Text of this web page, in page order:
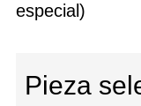
especial)
Pieza